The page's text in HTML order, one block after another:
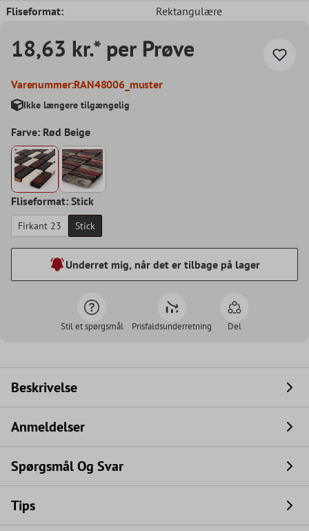
Fliseformat:
Rektangulære
18,63 kr.* per Prøve
Varenummer:RAN48006_muster
Ikke længere tilgængelig
Farve: Rød Beige
Fliseformat: Stick
Firkant 23 Stick
Underret mig, når det er tilbage på lager
Stil et spørgsmål Prisfaldsunderretning Del
Beskrivelse
Anmeldelser
Spørgsmål Og Svar
Tips